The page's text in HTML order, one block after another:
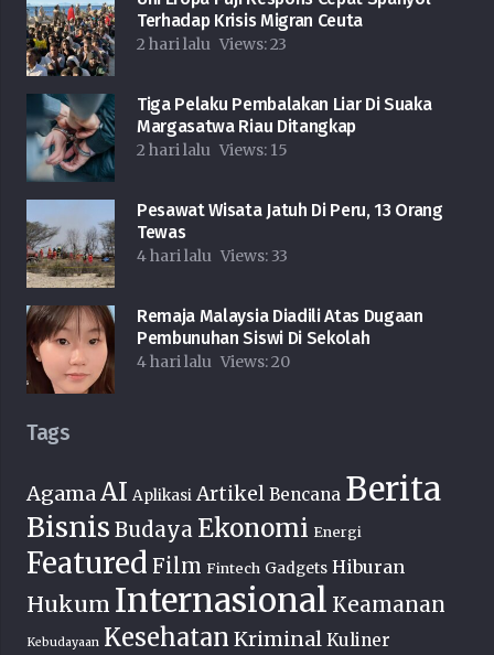
Terhadap Krisis Migran Ceuta
2 hari lalu Views:23
Tiga Pelaku Pembalakan Liar Di Suaka
Margasatwa Riau Ditangkap
2 hari lalu Views: 15
Pesawat Wisata Jatuh Di Peru, 13 Orang
Tewas
4 hari lalu Views: 33
Remaja Malaysia Diadili Atas Dugaan
Pembunuhan Siswi Di Sekolah
4 hari lalu Views:20
Tags
AgamaAI Aplikasi Artikel Bencana Berita
Bisnis Budaya Ekonomi Energi
Featured Film Fintech Gadgets Hiburan
Hukum Internasional Keamanan
Kebudayaan Kesehatan Kriminal Kuliner